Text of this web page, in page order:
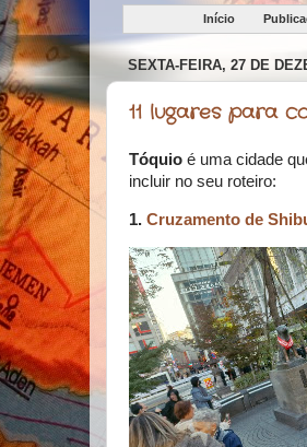
Início
SEXTA-FEIRA, 27 DE
11 lugares para
Tóquio é uma cidade
incluir no seu roteiro:
1. Cruzamento de